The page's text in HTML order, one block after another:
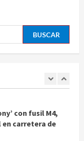
Portada
padre de
con fusil M4,
en carretera de